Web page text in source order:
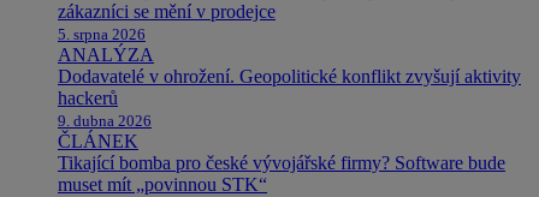
zákazníci se mění v prodejce
5. srpna 2026
ANALÝZA
Dodavatelé v ohrožení. Geopolitické konflikt zvyšují aktivity
hackerů
9. dubna 2026
ČLÁNEK
Tikající bomba pro české vývojářské firmy? Software bude
muset mít „povinnou STK“